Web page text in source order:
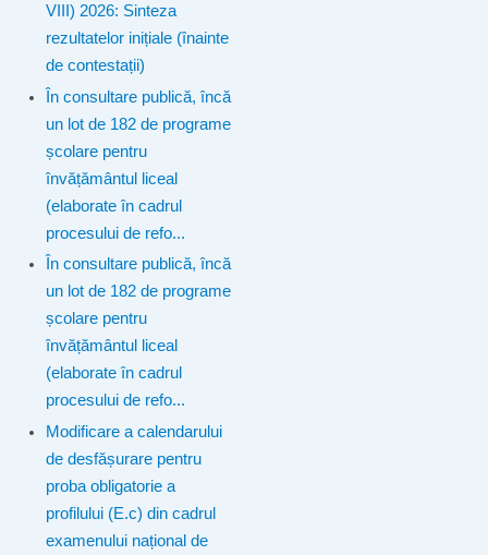
VIII) 2026: Sinteza
rezultatelor inițiale (înainte
de contestații)
În consultare publică, încă
un lot de 182 de programe
școlare pentru
învățământul liceal
(elaborate în cadrul
procesului de refo...
În consultare publică, încă
un lot de 182 de programe
școlare pentru
învățământul liceal
(elaborate în cadrul
procesului de refo...
Modificare a calendarului
de desfășurare pentru
proba obligatorie a
profilului (E.c) din cadrul
examenului național de